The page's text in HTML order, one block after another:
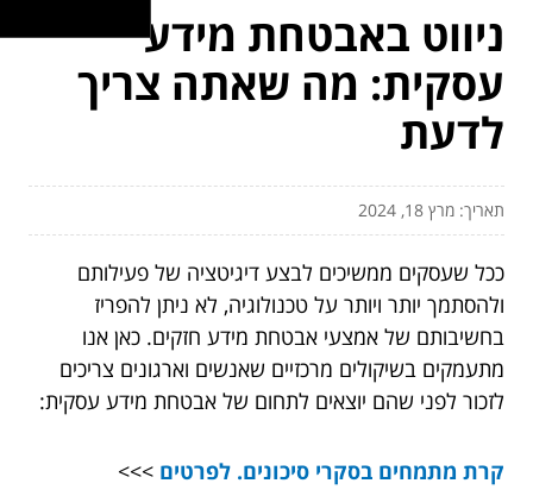
ניווט באבטחת מידע
עסקית: מה שאתה צריך
לדעת
תאריך: מרץ 18, 2024
ככל שעסקים ממשיכים לבצע דיגיטציה של פעילותם
ולהסתמך יותר ויותר על טכנולוגיה, לא ניתן להפריז
בחשיבותם של אמצעי אבטחת מידע חזקים. כאן אנו
מתעמקים בשיקולים מרכזיים שאנשים וארגונים צריכים
לזכור לפני שהם יוצאים לתחום של אבטחת מידע עסקית:
קרת מתמחים בסקרי סיכונים. לפרטים >>>